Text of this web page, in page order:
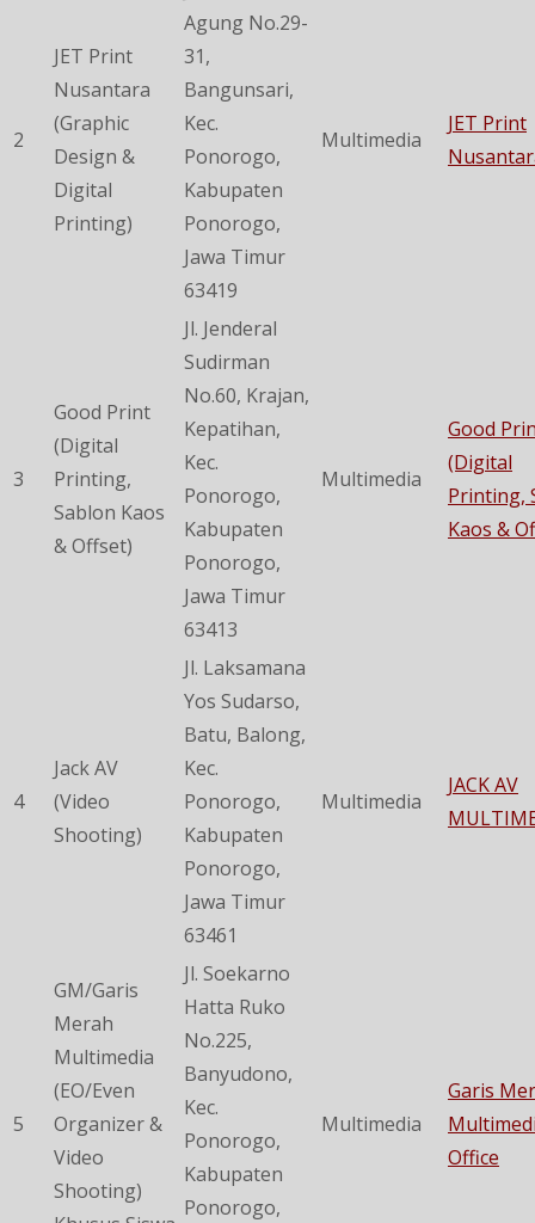
2
JET Print
Nusantara
(Graphic
Design &
Digital
Printing)
Agung No.29-
31,
Bangunsari,
Kec.
Ponorogo,
Kabupaten
Ponorogo,
Jawa Timur
63419
Multimedia
JET Print
3
Good Print
(Digital
Printing,
Sablon Kaos
& Offset)
Jl. Jenderal
Sudirman
No.60, Krajan,
Kepatihan,
Kec.
Ponorogo,
Kabupaten
Ponorogo,
Jawa Timur
63413
Multimedia
Good
(Digital
Printing,
Kaos &
4
Jack AV
(Video
Shooting)
Jl. Laksamana
Yos Sudarso,
Batu, Balong,
Kec.
Ponorogo,
Kabupaten
Ponorogo,
Jawa Timur
63461
Multimedia
JACK AV
5
GM/Garis
Merah
Multimedia
(EO/Even
Organizer &
Video
Shooting)
Jl. Soekarno
Hatta Ruko
No.225,
Banyudono,
Kec.
Ponorogo,
Kabupaten
Ponorogo,
Multimedia
Garis
Office